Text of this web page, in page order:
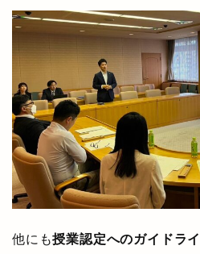
他にも授業認定へのガイドラ